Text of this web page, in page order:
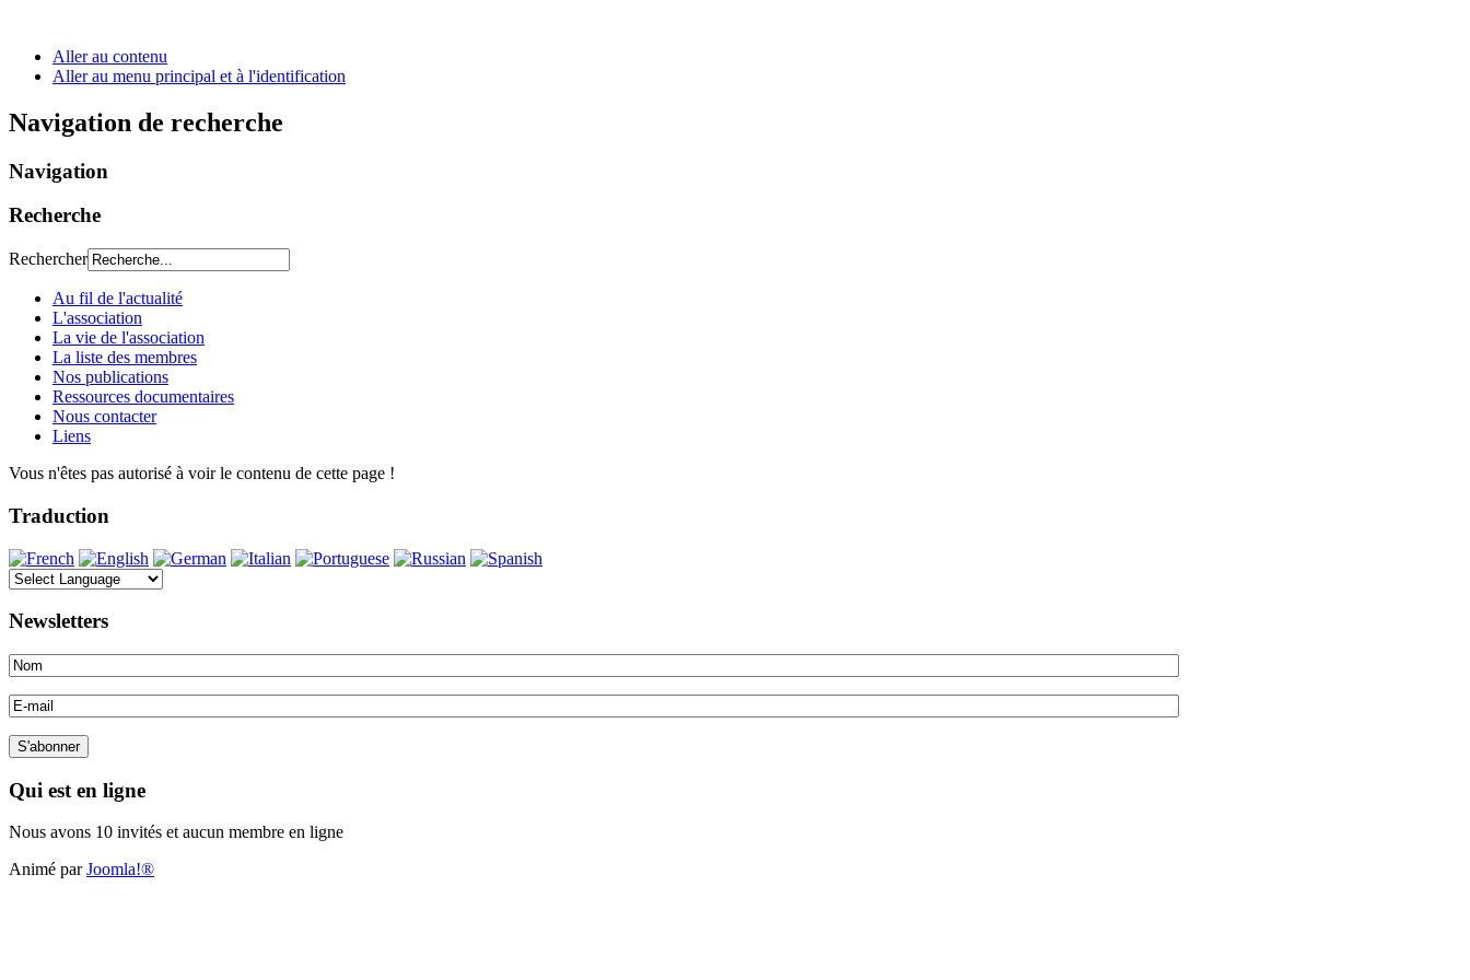
Aller au contenu
Aller au menu principal et à l'identification
Navigation de recherche
Navigation
Recherche
Rechercher
Au fil de l'actualité
L'association
La vie de l'association
La liste des membres
Nos publications
Ressources documentaires
Nous contacter
Liens
Vous n'êtes pas autorisé à voir le contenu de cette page !
Traduction
Newsletters
Qui est en ligne
Nous avons 10 invités et aucun membre en ligne
Animé parJoomla!®